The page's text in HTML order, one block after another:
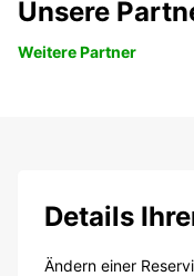
Unsere
Weitere Partner
Details
Ändern einer